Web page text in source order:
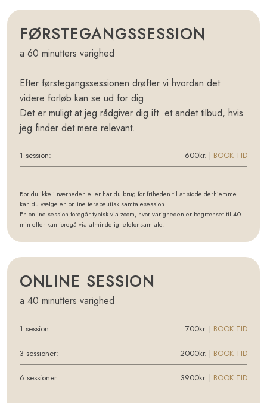
​FØRSTEGANGSSESSION
a 60 minutters varighed​
Efter førstegangssessionen drøfter vi hvordan det
videre forløb kan se ud for dig.
​Det er muligt at jeg rådgiver dig ift. et andet tilbud, hvis
jeg finder det mere relevant.​
1 session: 600kr.​​ | BOOK TID
​Bor du ikke i nærheden eller har du brug for friheden til at sidde derhjemme
kan du vælge en online terapeutisk samtalesession.
En online session foregår typisk via zoom, hvor varigheden er begrænset til 40
min eller kan foregå via almindelig telefonsamtale.
​ONLINE SESSION
a 40 minutters varighed​
1 session: 700kr.​​ | BOOK TID
3 sessioner: 2000kr. | BOOK TID
6 sessioner: 3900kr. | BOOK TID